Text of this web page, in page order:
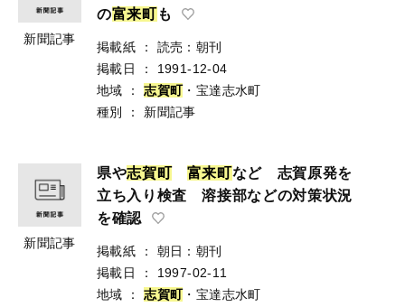
新聞記事
の富来町も
掲載紙 ：
読売：朝刊
掲載日
：
1991-12-04
地域
： 志賀町・宝達志水町
種別
： 新聞記事
新聞記事
県や志賀町 富来町など 志賀原発を
立ち入り検査 溶接部などの対策状況
を確認
掲載紙 ：
朝日：朝刊
掲載日
：
1997-02-11
地域
： 志賀町・宝達志水町